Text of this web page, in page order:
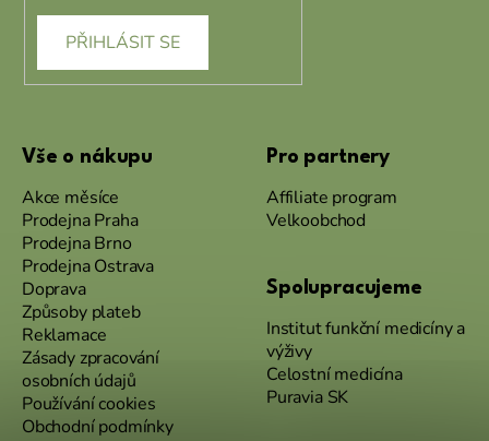
PŘIHLÁSIT SE
Vše o nákupu
Akce měsíce
Prodejna Praha
Prodejna Brno
Prodejna Ostrava
Doprava
Způsoby plateb
Reklamace
Zásady zpracování
osobních údajů
Používání cookies
Obchodní podmínky
Pro partnery
Affiliate program
Velkoobchod
Spolupracujeme
Institut funkční medicíny a
výživy
Celostní medicína
Puravia SK